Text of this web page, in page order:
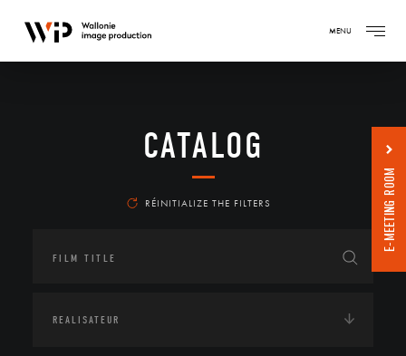
MENU
CATALOG
RÉINITIALIZE THE FILTERS E-MEETING ROOM